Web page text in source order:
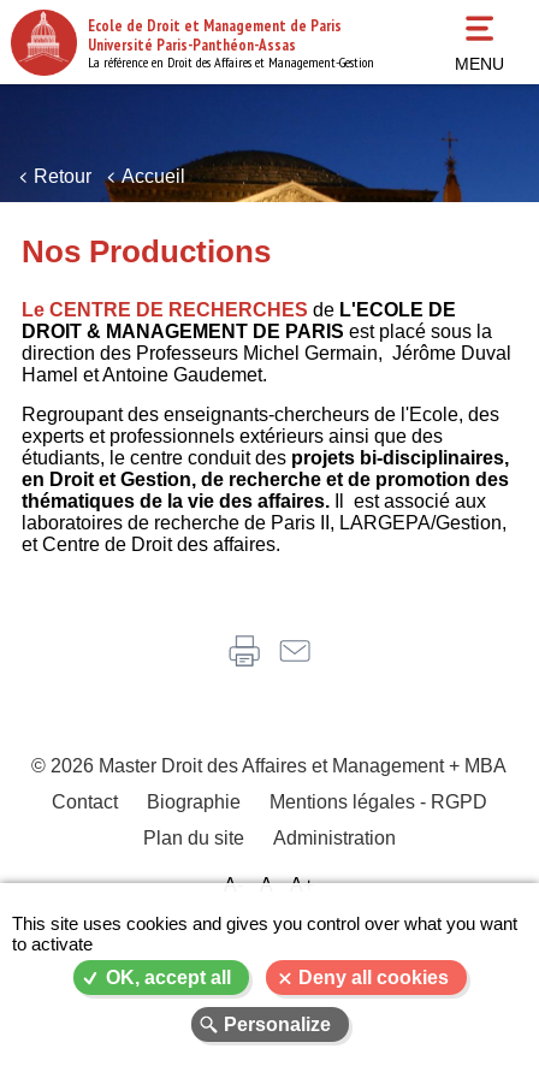
Aller
au
contenu
principal
Ecole de Droit et Management de Paris
Université Paris-Panthéon-Assas
La référence en Droit des Affaires et Management-Gestion MENU
Retour Accueil
Nos Productions
Le CENTRE DE RECHERCHES de L'ECOLE DE
DROIT & MANAGEMENT DE PARIS est placé sous la
direction des Professeurs Michel Germain, Jérôme Duval
Hamel et Antoine Gaudemet.
Regroupant des enseignants-chercheurs de l'Ecole, des
experts et professionnels extérieurs ainsi que des
étudiants, le centre conduit des projets bi-disciplinaires,
en Droit et Gestion, de recherche et de promotion des
thématiques de la vie des affaires.
Il est associé aux
laboratoires de recherche de Paris II, LARGEPA/Gestion,
et Centre de Droit des affaires.
© 2026 Master Droit des Affaires et Management + MBA
de
page
Contact Biographie
Mentions légales - RGPD
Plan du site
Administration
A- A
A+
This site uses cookies and gives you control over what you want
to activate
OK, accept all
Deny all cookies
Personalize